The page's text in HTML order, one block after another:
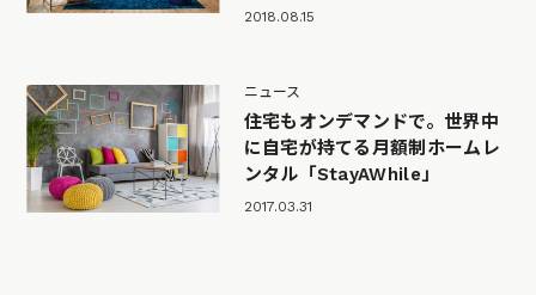
2018.08.15
ニュース
住宅もオンデマンドで。世界中
に自宅が持てる月額制ホームレ
ンタル「StayAWhile」
2017.03.31